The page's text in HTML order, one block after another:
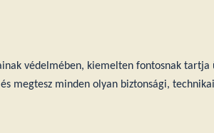
védelmében, kiemelten fontosnak
megtesz minden olyan biztonsági,